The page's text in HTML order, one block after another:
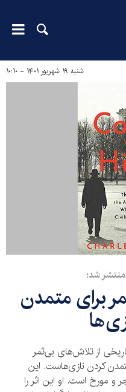
شنبه ۱۹ شهریور ۱۴۰۱ - ۱۰:۱۰
شد؛
برای متمدن
از تلاش‌های بی‌ثمر
کردن نازی‌هاست. این
و مورخ است. او این اثر را